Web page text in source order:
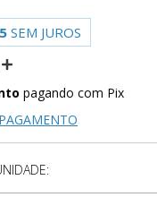
SEM JUROS
pagando com Pix